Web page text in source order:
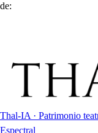
de:
Thal-IA · Patrimonio
Espectral